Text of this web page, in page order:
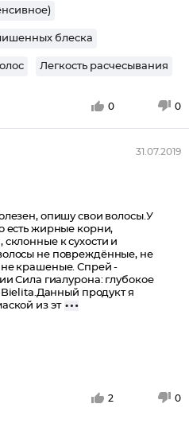
блеска
Легкость расчесывания
0 0
31.07.2019
опишу свои волосы.У
есть жирные корни,
к сухости и
не повреждённые, не
крашеные. Спрей -
Сила гиалурона: глубокое
Bielita.Данный продукт я
из эт
2 0